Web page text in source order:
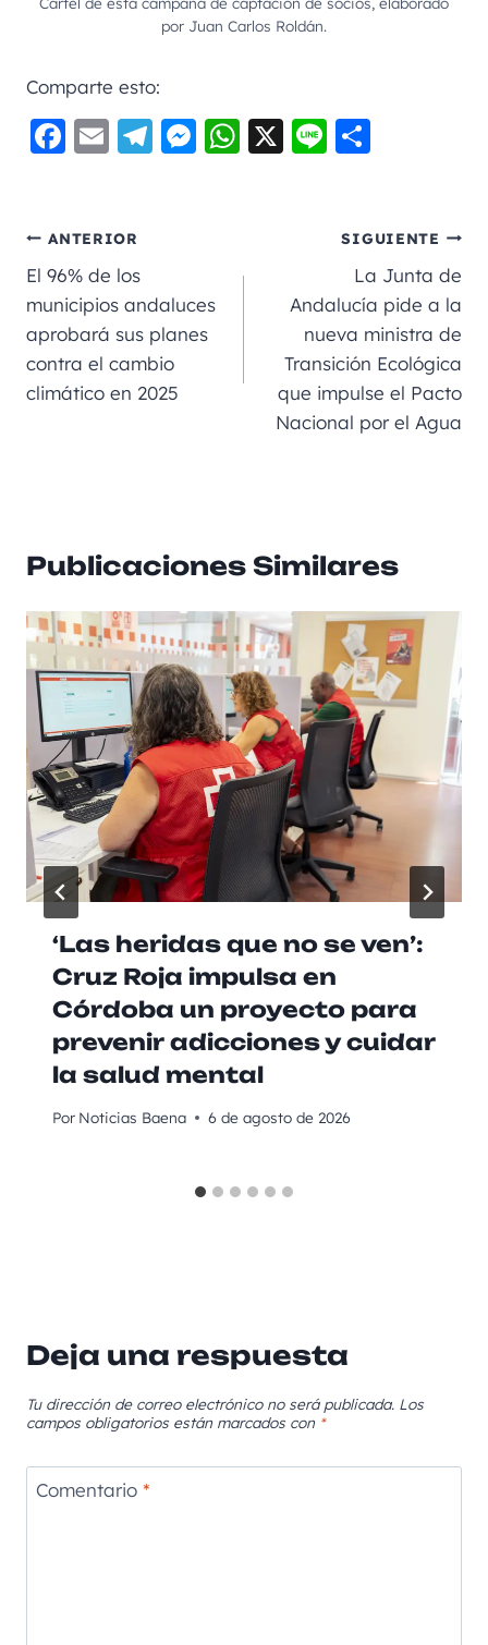
por Juan Carlos Roldán.
Comparte esto:
F
e
b
o
o
k
E
l
Te M
g
er
W
A
X
Li
p
a
rt
ir
ANTERIOR
El 96% de los
municipios andaluces
aprobará sus planes
contra el cambio
climático en 2025
SIGUIENTE
La Junta de
Andalucía pide a la
nueva ministra de
Transición Ecológica
que impulse el Pacto
Nacional por el Agua
Publicaciones Similares
‘Las heridas que no se ven’:
Cruz Roja impulsa en
Córdoba un proyecto para
prevenir adicciones y cuidar
la salud mental
Por Noticias Baena 6 de agosto de 2026
Deja una respuesta
Tu dirección de correo electrónico no será publicada. Los
campos obligatorios están marcados con *
Comentario *